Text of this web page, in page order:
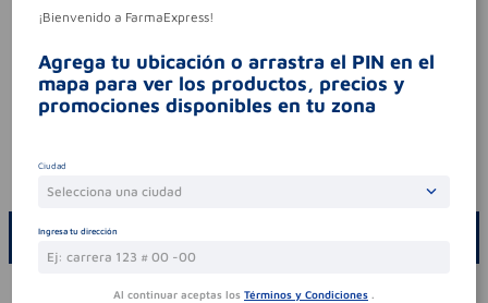
legales es un medicamento.no exceder su
consumo. leer indicaciones y
contraindicaciones. si los síntomas persisten.
consultar al médico.
síntomas .
Por favor, inicie sesión para escribir un comentario
¡Bienvenido a FarmaExpress!
Agrega tu ubicación o arrastra el PIN en el
mapa para ver los productos, precios y
promociones disponibles en tu zona
Ciudad
Selecciona una ciudad
Ingresa tu dirección
Al continuar aceptas los Términos y Condiciones .